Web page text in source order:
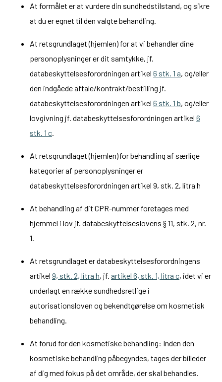
At formålet er at vurdere din sundhedstilstand, og sikre
at du er egnet til den valgte behandling.
At retsgrundlaget (hjemlen) for at vi behandler dine
personoplysninger er dit samtykke, jf.
databeskyttelsesforordningen artikel 6 stk. 1 a, og/eller
den indgåede aftale/kontrakt/bestilling jf.
databeskyttelsesforordningen artikel 6 stk. 1 b, og/eller
lovgivning jf. databeskyttelsesforordningen artikel 6
stk. 1 c
At retsgrundlaget (hjemlen) for behandling af særlige
kategorier af personoplysninger er
databeskyttelsesforordningen artikel 9, stk. 2, litra h
At behandling af dit CPR-nummer foretages med
hjemmel i lov jf. databeskyttelseslovens § 11, stk. 2, nr.
1.
At retsgrundlaget er databeskyttelsesforordningens
artikel 9, stk. 2, litra h, jf. artikel 6, stk. 1, litra c, idet vi er
underlagt en række sundhedsretlige i
autorisationsloven og bekendtgørelse om kosmetisk
behandling.
At forud for den kosmetiske behandling: Inden den
kosmetiske behandling påbegyndes, tages der billeder
af dig med fokus på det område, der skal behandles.